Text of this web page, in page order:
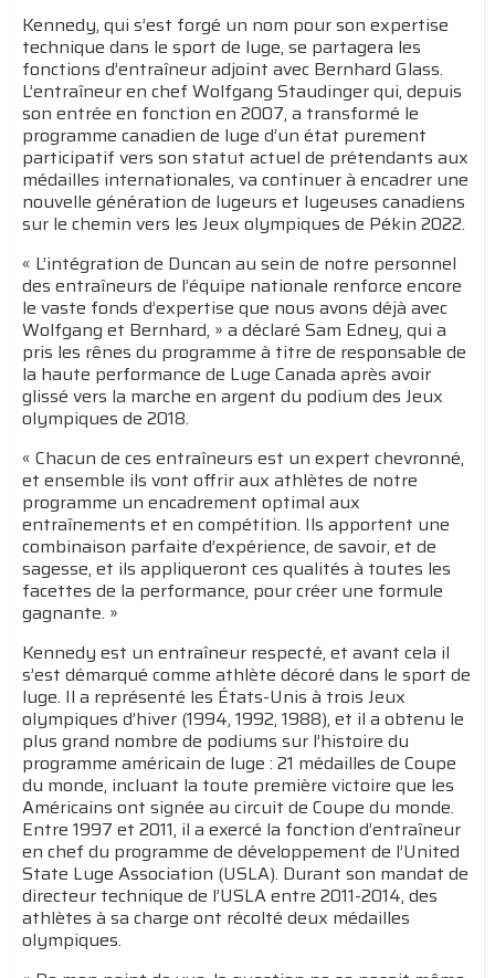
Kennedy, qui s’est forgé un nom pour son expertise
technique dans le sport de luge, se partagera les
fonctions d’entraîneur adjoint avec Bernhard Glass.
L’entraîneur en chef Wolfgang Staudinger qui, depuis
son entrée en fonction en 2007, a transformé le
programme canadien de luge d’un état purement
participatif vers son statut actuel de prétendants aux
médailles internationales, va continuer à encadrer une
nouvelle génération de lugeurs et lugeuses canadiens
sur le chemin vers les Jeux olympiques de Pékin 2022.
« L’intégration de Duncan au sein de notre personnel
des entraîneurs de l’équipe nationale renforce encore
le vaste fonds d’expertise que nous avons déjà avec
Wolfgang et Bernhard, » a déclaré Sam Edney, qui a
pris les rênes du programme à titre de responsable de
la haute performance de Luge Canada après avoir
glissé vers la marche en argent du podium des Jeux
olympiques de 2018.
« Chacun de ces entraîneurs est un expert chevronné,
et ensemble ils vont offrir aux athlètes de notre
programme un encadrement optimal aux
entraînements et en compétition. Ils apportent une
combinaison parfaite d’expérience, de savoir, et de
sagesse, et ils appliqueront ces qualités à toutes les
facettes de la performance, pour créer une formule
gagnante. »
Kennedy est un entraîneur respecté, et avant cela il
s’est démarqué comme athlète décoré dans le sport de
luge. Il a représenté les États-Unis à trois Jeux
olympiques d’hiver (1994, 1992, 1988), et il a obtenu le
plus grand nombre de podiums sur l’histoire du
programme américain de luge : 21 médailles de Coupe
du monde, incluant la toute première victoire que les
Américains ont signée au circuit de Coupe du monde.
Entre 1997 et 2011, il a exercé la fonction d’entraîneur
en chef du programme de développement de l’United
State Luge Association (USLA). Durant son mandat de
directeur technique de l’USLA entre 2011-2014, des
athlètes à sa charge ont récolté deux médailles
olympiques.